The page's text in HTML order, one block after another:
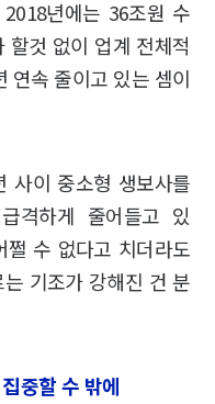
년에는 36조원 수
할것 없이 업계 전체적
연속 줄이고 있는 셈이
사이 중소형 생보사를
격하게 줄어들고 있
수 없다고 치더라도
기조가 강해진 건 분
중할 수 밖에